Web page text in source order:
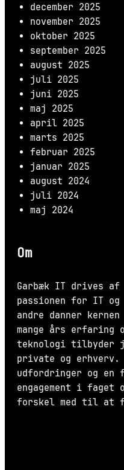
december 2025
november 2025
oktober 2025
september 2025
august 2025
juli 2025
juni 2025
maj 2025
april 2025
marts 2025
februar 2025
januar 2025
august 2024
juli 2024
maj 2024
Om
Garbæk IT drives af
passionen for IT
andre danner
mange års erfaring
teknologi tilbyder
private og erhverv.
udfordringer og en
engagement i faget
forskel med til at